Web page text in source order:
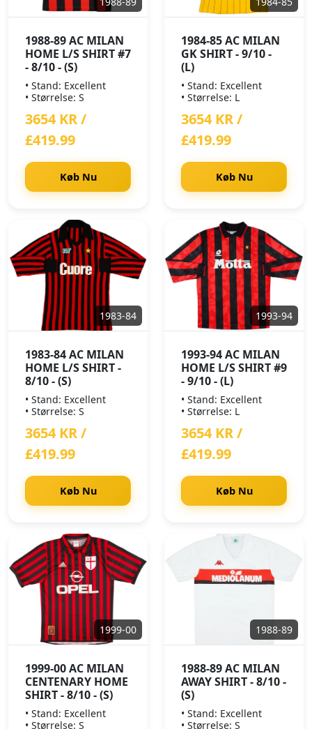
1988-89 AC MILAN
HOME L/S SHIRT #7
- 8/10 - (S)
• Stand: Excellent
• Størrelse: S
3654 KR /
£419.99
Køb Nu
1984-85 AC MILAN
GK SHIRT - 9/10 -
(L)
• Stand: Excellent
• Størrelse: L
3654 KR /
£419.99
Køb Nu
1983-84
1983-84 AC MILAN
HOME L/S SHIRT -
8/10 - (S)
• Stand: Excellent
• Størrelse: S
3654 KR /
£419.99
Køb Nu
1993-94
1993-94 AC MILAN
HOME L/S SHIRT #9
- 9/10 - (L)
• Stand: Excellent
• Størrelse: L
3654 KR /
£419.99
Køb Nu
1999-00
1999-00 AC MILAN
CENTENARY HOME
SHIRT - 8/10 - (S)
• Stand: Excellent
• Størrelse: S
1988-89
1988-89 AC MILAN
AWAY SHIRT - 8/10 -
(S)
• Stand: Excellent
• Størrelse: S